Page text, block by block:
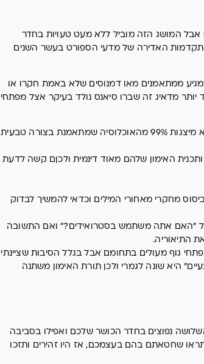
המושג הזה מוביל ללא מעט טעויות בחדר
האדירה של מדעי הספורט בעשר השנים
ממתאמנים מאו דמנוסים שלא באמת חקרו או
מדאיג זה שברו סיאנס נולד בעיקר אצל מפתחי
עליהם כמעט כל דבר עובד בגלל בחומרים, ולכן התוצאות שלהם לא מיצגות 99% מהאוכלוסיה שמתאמנת בצורה טבעית
האימון שלהם מאוד דינמית ולכןם קשה לדעת
מחקרי מאחורי המילים וכדאי להמשיך לבדוק
"האם אתה משתמש בסטרואידים?" ואם התשובה
התיאוריה.
גוף מעולים בתחומם אבל בגלל הסיבות שציינתי
היא שונה לגמרי ולכן תורת האימון משתנה
נפוצים בחדר הכושר שלכם ואפילו בסביבה
שחטאתם בהם בעצמכם, אז היו זהירים ותזכו